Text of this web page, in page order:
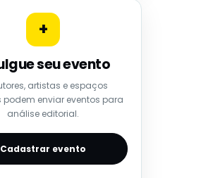
+
seu evento
artistas e espaços
podem enviar eventos para
análise editorial.
Cadastrar evento